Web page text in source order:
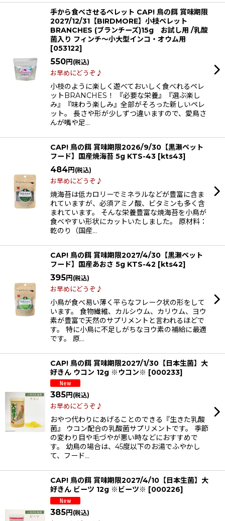
手から食べさせるペレット CAP! 鳥の餌 賞味期限
2027/12/31【BIRDMORE】小枝ペレット
BRANCHES (ブランチーズ)15g お試し用 /乳酸
菌入り フィンチ〜小大型インコ・オウム用
[053122]
550円 (税込)
お早めにどうぞ♪
小枝のように楽しく遊べておいしく食べれるペレ
ットBRANCHES！ 『必要な栄養』『選ぶ楽し
み』『味わう楽しみ』全部がそろった新しいペレ
ット。 長さや形が少しずつ違いますので、愛鳥さ
んが嘴や足…
CAP! 鳥の餌 賞味期限2026/9/30【黒瀬ペット
フード】国産焼海苔 5g KTS-43 [kts43]
484円 (税込)
お早めにどうぞ♪
焼海苔は低カロリーでミネラルなどが豊富に含ま
れていますが、必須アミノ酸、ビタミンも多く含
まれています。 そんな栄養豊富な焼海苔を小鳥が
食べやすい形状にカットいたしました。 原材料：
乾のり（国産…
CAP! 鳥の餌 賞味期限2027/4/30【黒瀬ペット
フード】国産あおさ 5g KTS-42 [kts42]
395円 (税込)
お早めにどうぞ♪
小鳥が食べ易い薄く平らなフレーク状の形をして
います。 食物繊維、カルシウム、カリウム、ヨウ
素が豊富で天然のサプリメントと言われるほどで
す。 特に小鳥に不足しがちなヨウ素の補給に最適
です。 原…
CAP! 鳥の餌 賞味期限2027/1/30【日本生菌】大
好きん ウコン 12g ※ウコン※ [000233]
385円 (税込)
お早めにどうぞ♪
おやつ代わりにあげることのできる『生きた乳酸
菌』 ウコン配合の乳酸菌サプリメントです。 季節
の変わり目や毛づやが悪い時などにおすすめで
す。 幼鳥の場合は、45度以下のお湯でふやかし
て、フード…
CAP! 鳥の餌 賞味期限2027/4/10【日本生菌】大
好きん ビーツ 12g ※ビーツ※ [000226]
385円 (税込)